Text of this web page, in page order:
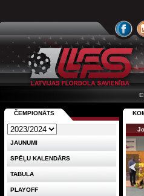
ČEMPIONĀTS
JAUNUMI
SPĒĻU KALENDĀRS
TABULA
PLAYOFF